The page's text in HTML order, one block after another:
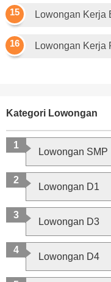
Lowongan Kerja
Lowongan Kerja
Kategori Lowongan
Lowongan SMP
Lowongan D1
Lowongan D3
Lowongan D4